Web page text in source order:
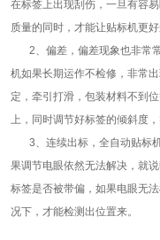
在标签上出现刮伤，一旦有容
质量的同时，才能让贴标机更好
2、偏差，偏差现象也非常常
机如果长期运作不检修，非常
定，牵引打滑，包装材料不到
上，同时调节好标签的倾斜度，
3、连续出标，全自动贴标机
果调节电眼依然无法解决，就
标签是否被带偏，如果电眼无
况下，才能检测出位置来。